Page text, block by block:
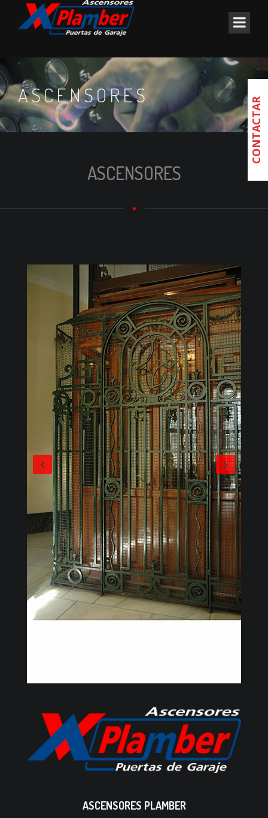
ASCENSORES
ASCENSORES
ASCENSORES PLAMBER
CONTACTAR